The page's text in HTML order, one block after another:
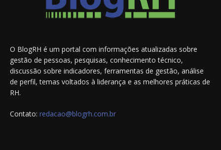
O BlogRH é um portal com informações atualizadas sobre
gestão de pessoas, pesquisas, conhecimento técnico,
discussão sobre indicadores, ferramentas de gestão, análise
de perfil, temas voltados à liderança e as melhores práticas de
RH.
Contato: redacao@blogrh.com.br